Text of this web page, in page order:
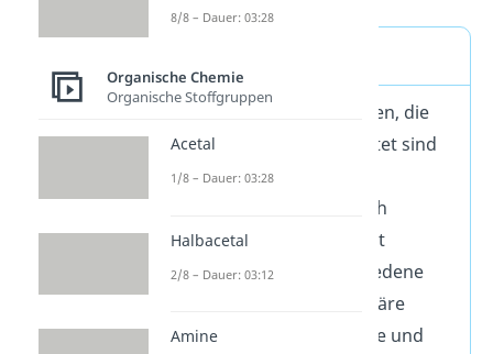
Amine sind Verbindungen, die
vom Ammoniak abgeleitet sind
und bei denen
Wasserstoffatome durch
organische Reste ersetzt
wurden. Es gibt verschiedene
Arten von Aminen: primäre
Amine, sekundäre Amine und
8/8 – Dauer: 03:28
Organische Chemie
Organische Stoffgruppen
Acetal
1/8 – Dauer: 03:28
Halbacetal
2/8 – Dauer: 03:12
Amine